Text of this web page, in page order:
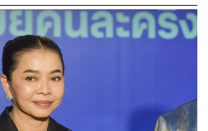
117
ABOUT THE AUTHOR
THE STANDARD TEAM